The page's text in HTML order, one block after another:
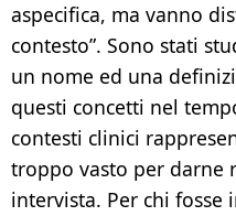
aspecifica, ma vanno
contesto”. Sono stati
un nome ed una
questi concetti nel
contesti clinici
troppo vasto per darne
intervista. Per chi fosse